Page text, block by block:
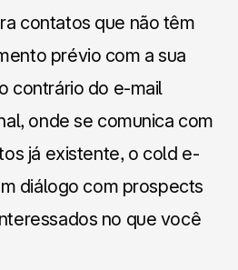
contatos que não têm
prévio com a sua
contrário do e-mail
onde se comunica com
já existente, o cold e-
diálogo com prospects
no que você